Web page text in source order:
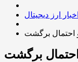
اخبار ارز دیجیتال